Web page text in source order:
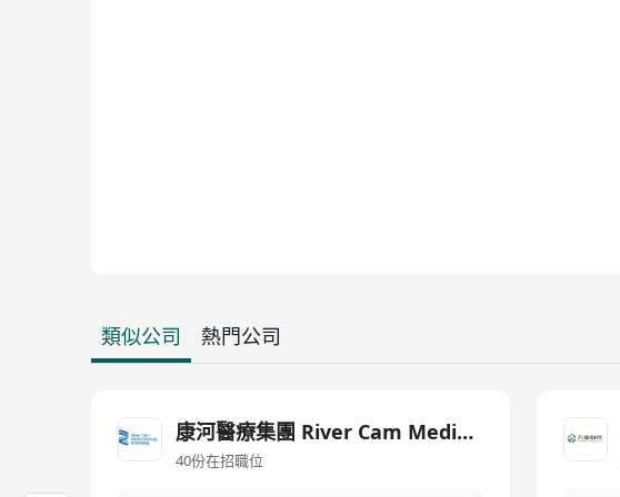
類似公司 熱門公司
康河醫療集團 River Cam Medical Group
40份在招職位